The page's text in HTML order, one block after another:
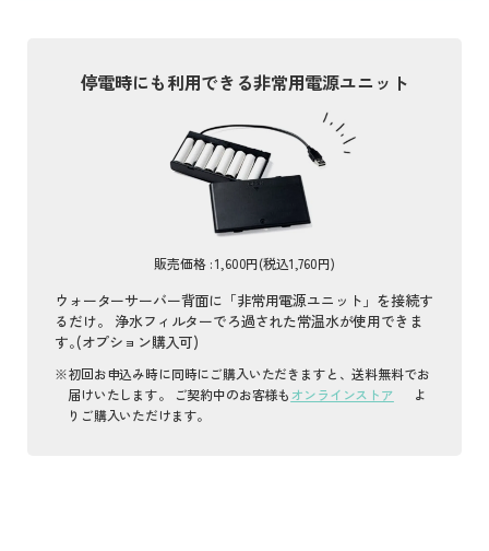
停電時にも利用できる非常用電源ユニット
販売価格 : 1,600円(税込1,760円)
ウォーターサーバー背面に「非常用電源ユニット」を接続す
るだけ。
浄水フィルターでろ過された常温水が使用できま
す｡(オプション購入可)
初回お申込み時に同時にご購入いただきますと、送料無料でお
届けいたします。
ご契約中のお客様もオンラインストア
よ
りご購入いただけます。